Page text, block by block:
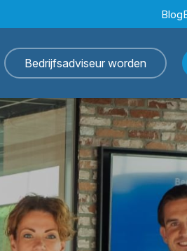
Blog
Bedrijfsadviseur worden